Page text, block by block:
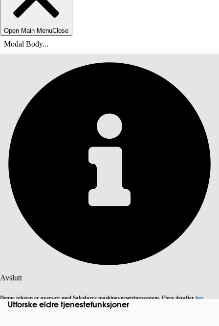
Open Main MenuClose
Modal Body...
Avslutt
Denne teksten er oversatt med Salesforce maskinoversettingssystem. Flere detaljer her.
Bytt til engelsk Ikke nå
Utforske eldre tjenestefunksjoner
Vis innholdsfortegnelse